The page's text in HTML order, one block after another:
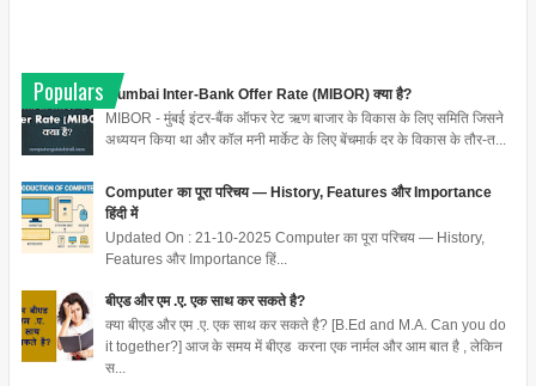
Populars
Mumbai Inter-Bank Offer Rate (MIBOR) क्या है?
MIBOR - मुंबई इंटर-बैंक ऑफर रेट ऋण बाजार के विकास के लिए समिति जिसने
अध्ययन किया था और कॉल मनी मार्केट के लिए बेंचमार्क दर के विकास के तौर-त...
Computer का पूरा परिचय — History, Features और Importance
हिंदी में
Updated On : 21-10-2025 Computer का पूरा परिचय — History,
Features और Importance हिं...
बीएड और एम .ए. एक साथ कर सकते है?
क्या बीएड और एम .ए. एक साथ कर सकते है? [B.Ed and M.A. Can you do
it together?] आज के समय में बीएड करना एक नार्मल और आम बात है , लेकिन
स...